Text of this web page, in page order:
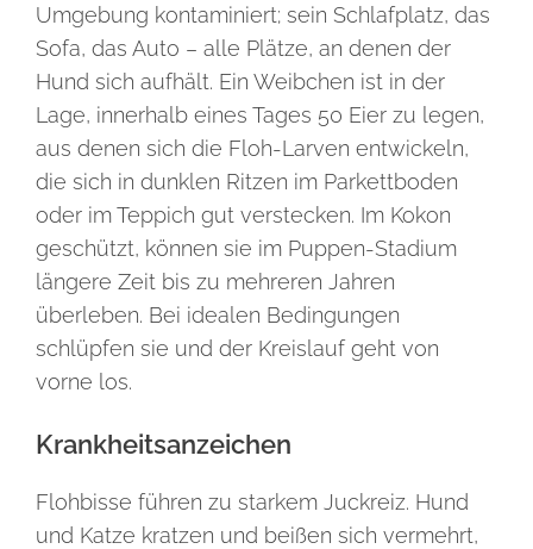
Umgebung kontaminiert; sein Schlafplatz, das
Sofa, das Auto – alle Plätze, an denen der
Hund sich aufhält. Ein Weibchen ist in der
Lage, innerhalb eines Tages 50 Eier zu legen,
aus denen sich die Floh-Larven entwickeln,
die sich in dunklen Ritzen im Parkettboden
oder im Teppich gut verstecken. Im Kokon
geschützt, können sie im Puppen-Stadium
längere Zeit bis zu mehreren Jahren
überleben. Bei idealen Bedingungen
schlüpfen sie und der Kreislauf geht von
vorne los.
Krankheitsanzeichen
Flohbisse führen zu starkem Juckreiz. Hund
und Katze kratzen und beißen sich vermehrt,